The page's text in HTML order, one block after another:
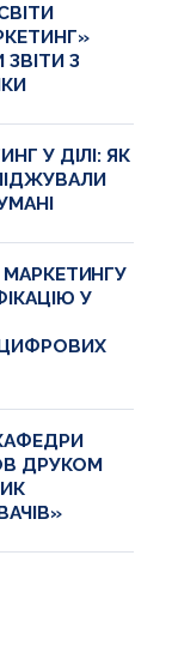
З
У ДІЛІ: ЯК
У
ДРУКОМ